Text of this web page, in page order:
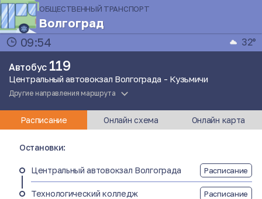
ОБЩЕСТВЕННЫЙ ТРАНСПОРТ
Волгоград
09:54
32°
Автобус 119
Центральный автовокзал Волгограда - Кузьмичи
Другие направления маршрута
Расписание Онлайн схема Онлайн карта
Остановки:
Центральный автовокзал Волгограда Расписание
Технологический колледж Расписание